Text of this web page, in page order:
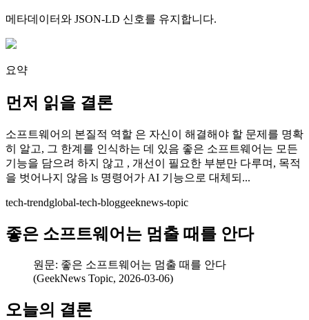
메타데이터와 JSON-LD 신호를 유지합니다.
요약
먼저 읽을 결론
소프트웨어의 본질적 역할 은 자신이 해결해야 할 문제를 명확
히 알고, 그 한계를 인식하는 데 있음 좋은 소프트웨어는 모든
기능을 담으려 하지 않고 , 개선이 필요한 부분만 다루며, 목적
을 벗어나지 않음 ls 명령어가 AI 기능으로 대체되...
tech-trendglobal-tech-bloggeeknews-topic
좋은 소프트웨어는 멈출 때를 안다
원문: 좋은 소프트웨어는 멈출 때를 안다
(GeekNews Topic, 2026-03-06)
오늘의 결론